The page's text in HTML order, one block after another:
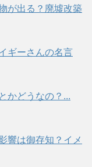
が出る？廃墟改築
ギーさんの名言
かどうなの？...
響は御存知？イメ